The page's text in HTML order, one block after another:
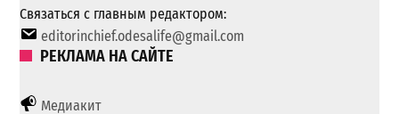
Связаться с главным редактором:
editorinchief.odesalife@gmail.com
РЕКЛАМА НА САЙТЕ
Медиакит